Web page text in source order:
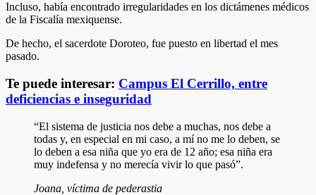
Incluso, había encontrado irregularidades en los dictámenes médicos
de la Fiscalía mexiquense.
De hecho, el sacerdote Doroteo, fue puesto en libertad el mes
pasado.
Te puede interesar: Campus El Cerrillo, entre
deficiencias e inseguridad
“El sistema de justicia nos debe a muchas, nos debe a
todas y, en especial en mi caso, a mí no me lo deben, se
lo deben a esa niña que yo era de 12 año; esa niña era
muy indefensa y no merecía vivir lo que pasó”.
Joana, víctima de pederastia